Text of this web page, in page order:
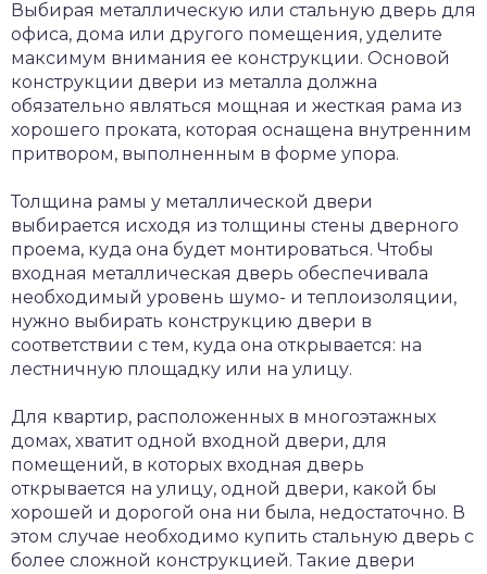
Выбирая металлическую или стальную дверь для
офиса, дома или другого помещения, уделите
максимум внимания ее конструкции. Основой
конструкции двери из металла должна
обязательно являться мощная и жесткая рама из
хорошего проката, которая оснащена внутренним
притвором, выполненным в форме упора.
Толщина рамы у металлической двери
выбирается исходя из толщины стены дверного
проема, куда она будет монтироваться. Чтобы
входная металлическая дверь обеспечивала
необходимый уровень шумо- и теплоизоляции,
нужно выбирать конструкцию двери в
соответствии с тем, куда она открывается: на
лестничную площадку или на улицу.
Для квартир, расположенных в многоэтажных
домах, хватит одной входной двери, для
помещений, в которых входная дверь
открывается на улицу, одной двери, какой бы
хорошей и дорогой она ни была, недостаточно. В
этом случае необходимо купить стальную дверь с
более сложной конструкцией. Такие двери